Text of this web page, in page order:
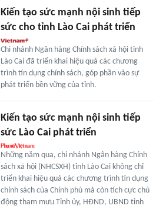
Kiến tạo sức mạnh nội sinh tiếp
sức cho tỉnh Lào Cai phát triển
Chi nhánh Ngân hàng Chính sách xã hội tỉnh
Lào Cai đã triển khai hiệu quả các chương
trình tín dụng chính sách, góp phần vào sự
phát triển bền vững của tỉnh.
Kiến tạo sức mạnh nội sinh tiếp
sức Lào Cai phát triển
Những năm qua, chi nhánh Ngân hàng Chính
sách xã hội (NHCSXH) tỉnh Lào Cai không chỉ
triển khai hiệu quả các chương trình tín dụng
chính sách của Chính phủ mà còn tích cực chủ
động tham mưu Tỉnh ủy, HĐND, UBND tỉnh